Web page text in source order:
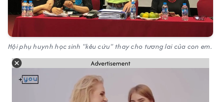
Hội phụ huynh học sinh "kêu cứu" thay cho tương lai của con em.
Advertisement